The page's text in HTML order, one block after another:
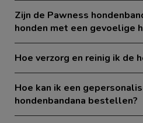
Zijn de Pawness
honden met een gevoelige
Hoe verzorg en reinig ik de
Hoe kan ik een
hondenbandana bestellen?